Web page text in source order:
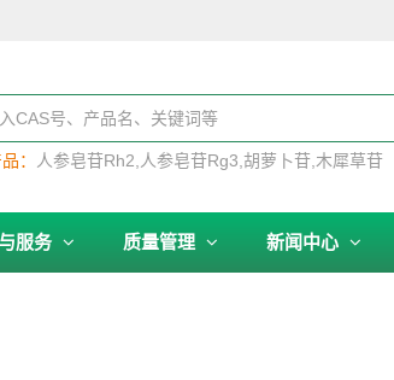
： 人参皂苷Rh2 人参皂苷Rg3 胡萝卜苷 木犀草苷
服务 质量管理 新闻中心